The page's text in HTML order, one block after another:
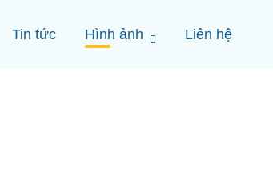
Tin tức Hình ảnh Liên hệ